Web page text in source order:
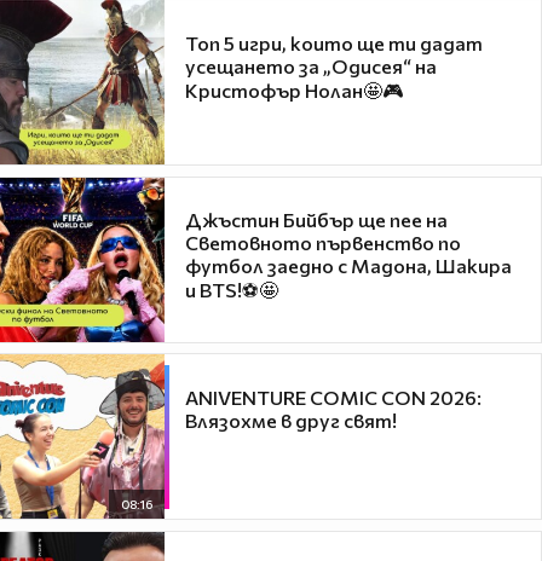
Топ 5 игри, които ще ти дадат
усещането за „Одисея“ на
Кристофър Нолан🤩🎮
Джъстин Бийбър ще пее на
Световното първенство по
футбол заедно с Мадона, Шакира
и BTS!⚽🤩
08:16
ANIVENTURE COMIC CON 2026:
Влязохме в друг свят!